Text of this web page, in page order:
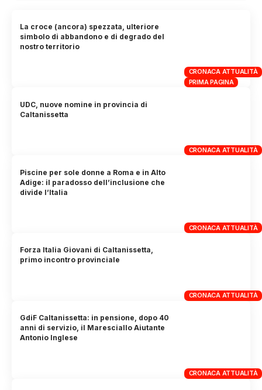
CRONACA ATTUALITÀ
PRIMA PAGINA
La croce (ancora) spezzata, ulteriore
simbolo di abbandono e di degrado del
nostro territorio
CRONACA ATTUALITÀ
UDC, nuove nomine in provincia di
Caltanissetta
CRONACA ATTUALITÀ
Piscine per sole donne a Roma e in Alto
Adige: il paradosso dell’inclusione che
divide l’Italia
CRONACA ATTUALITÀ
Forza Italia Giovani di Caltanissetta,
primo incontro provinciale
CRONACA ATTUALITÀ
GdiF Caltanissetta: in pensione, dopo 40
anni di servizio, il Maresciallo Aiutante
Antonio Inglese